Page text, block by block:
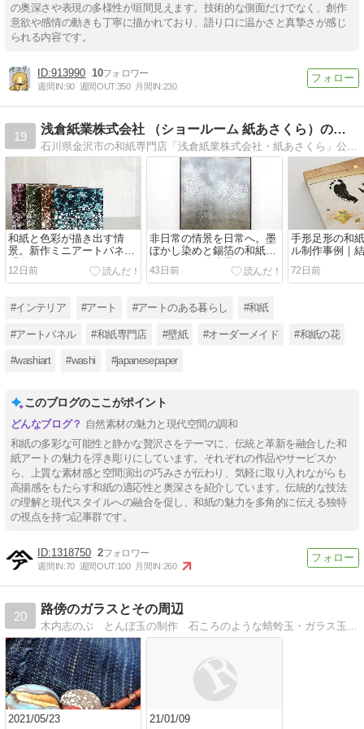
の奥深さや表現の多様性が垣間見えます。技術的な側面だけでなく、創作
意欲や感情の動きも丁寧に描かれており、語り口に温かさと真摯さが感じ
られる内容です。
913990 10
週間IN:90 週間OUT:350 月間IN:230
19
浅倉紙業株式会社 （ショールーム 紙あさくら）のブログ
和紙と色彩が描き出す情
景。新作ミニアートパネル
「微泡（びほう）」
12日前
非日常の情景を日常へ。墨
ぼかし染めと錫箔の和紙ア
ートパネル特注品
43日前
手形足形の和
ル制作事例｜
クと並べて飾
72日前
#インテリア #アート #アートのある暮らし #和紙
#アートパネル #和紙専門店 #壁紙 #オーダーメイド #和紙の花
#washiart #washi #japanesepaper
このブログのここがポイント
自然素材の魅力と現代空間の調和
和紙の多彩な可能性と静かな贅沢さをテーマに、伝統と革新を融合した和
紙アートの魅力を浮き彫りにしています。それぞれの作品やサービスか
ら、上質な素材感と空間演出の巧みさが伝わり、気軽に取り入れながらも
高揚感をもたらす和紙の適応性と奥深さを紹介しています。伝統的な技法
の理解と現代スタイルへの融合を促し、和紙の魅力を多角的に伝える独特
の視点を持つ記事群です。
1318750 2
週間IN:70 週間OUT:100 月間IN:260
20
路傍のガラスとその周辺
2021/05/23 21/01/09